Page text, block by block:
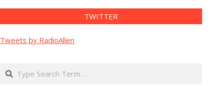
TWITTER
Tweets by RadioAllen
Search